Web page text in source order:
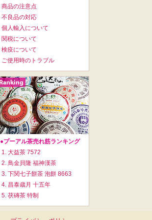
商品の注意点
不良品の対応
個人輸入について
関税について
検疫について
ご使用時のトラブル
●プーアル茶売れ筋ランキング
1. 大益茶 7572
2. 鳥金貝隆 福神漢茶
3. 下関七子餅茶 泡餅 8663
4. 昌泰歳月 十五年
5. 茯磚茶 特制